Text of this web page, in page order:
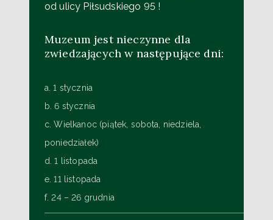
od ulicy Piłsudskiego 95 !
Muzeum jest nieczynne dla
zwiedzających w następujące dni:
a. 1 stycznia
b. 6 stycznia
c. Wielkanoc (piątek, sobota, niedziela,
poniedziałek)
d. 1 listopada
e. 11 listopada
f. 24 – 26 grudnia